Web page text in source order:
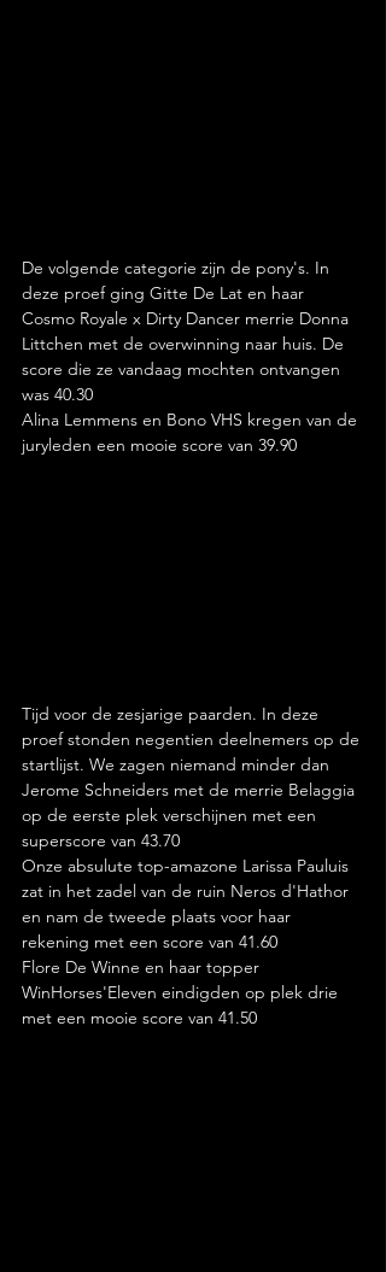
De volgende categorie zijn de pony's. In
deze proef ging Gitte De Lat en haar
Cosmo Royale x Dirty Dancer merrie Donna
Littchen met de overwinning naar huis. De
score die ze vandaag mochten ontvangen
was 40.30
Alina Lemmens en Bono VHS kregen van de
juryleden een mooie score van 39.90
Tijd voor de zesjarige paarden. In deze
proef stonden negentien deelnemers op de
startlijst. We zagen niemand minder dan
Jerome Schneiders met de merrie Belaggia
op de eerste plek verschijnen met een
superscore van 43.70
Onze absulute top-amazone Larissa Pauluis
zat in het zadel van de ruin Neros d'Hathor
en nam de tweede plaats voor haar
rekening met een score van 41.60
Flore De Winne en haar topper
WinHorses'Eleven eindigden op plek drie
met een mooie score van 41.50